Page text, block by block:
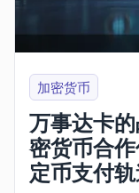
加密货币
万事达卡
密货币合
定币支付